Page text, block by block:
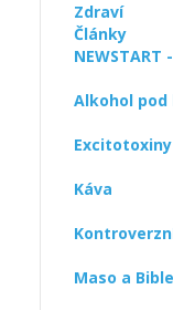
Zdraví
Články
Alkohol pod
Excitotoxiny
Káva
Maso a Bible